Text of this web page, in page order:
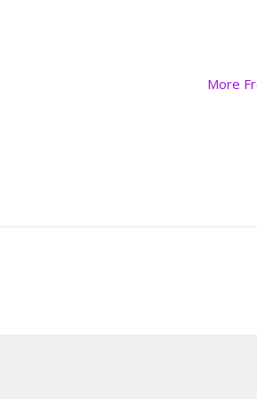
More